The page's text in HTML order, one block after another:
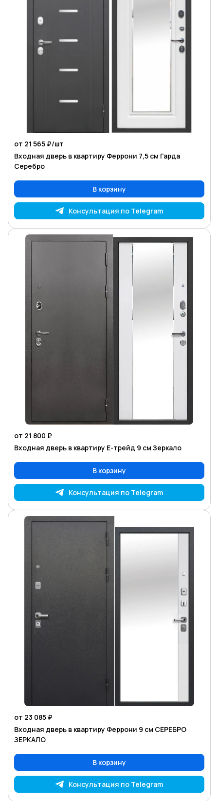
от 21 565 ₽/шт
Входная дверь в квартиру Феррони 7,5 см Гарда
Серебро
В корзину
Консультация по Telegram
от 21 800 ₽
Входная дверь в квартиру Е-трейд 9 см Зеркало
В корзину
Консультация по Telegram
от 23 085 ₽
Входная дверь в квартиру Феррони 9 см СЕРЕБРО
ЗЕРКАЛО
В корзину
Консультация по Telegram